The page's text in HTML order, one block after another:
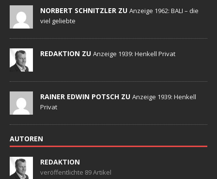
NORBERT SCHNITZLER ZU Anzeige 1962: BALI – die
viel geliebte
REDAKTION ZU Anzeige 1939: Henkell Privat
RAINER EDWIN POTSCH ZU Anzeige 1939: Henkell
Privat
AUTOREN
REDAKTION
veröffentlichte 89 Artikel